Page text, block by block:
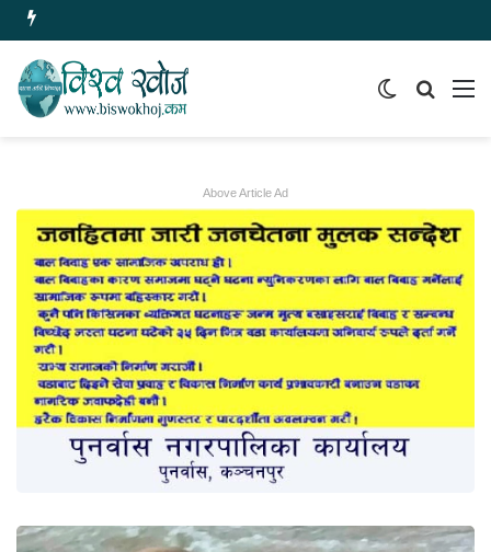
समाचार
Switch
Above Article Ad